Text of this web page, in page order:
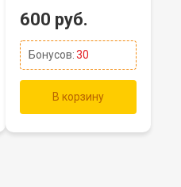
600 руб.
Бонусов:30
В корзину